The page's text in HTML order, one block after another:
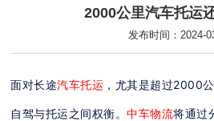
2000公里汽车托运
发布时间：2024-
面对长途汽车托运 ，尤其是超过2000
自驾与托运之间权衡。中车物流将通过